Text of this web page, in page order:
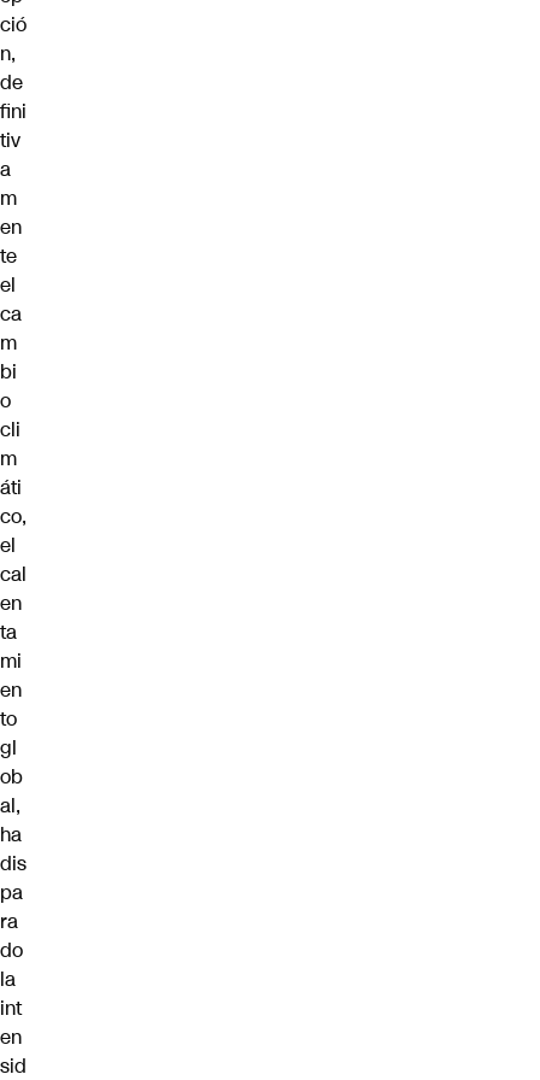
ció
n,
de
fini
tiv
a
m
en
te
el
ca
m
bi
o
cli
m
áti
co,
el
cal
en
ta
mi
en
to
gl
ob
al,
ha
dis
pa
ra
do
la
int
en
sid